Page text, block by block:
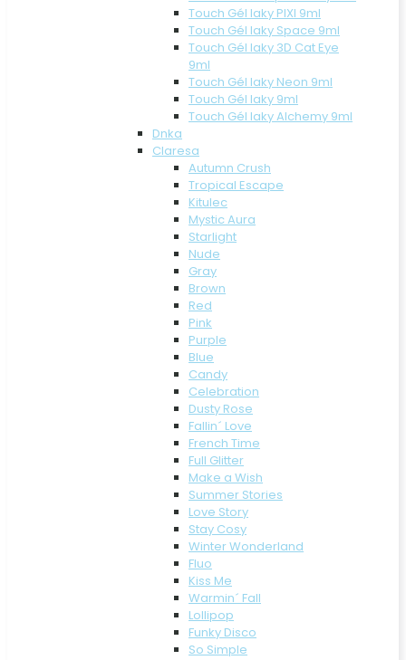
Touch Gél laky PIXI 9ml
Touch Gél laky Space 9ml
Touch Gél laky 3D Cat Eye
9ml
Touch Gél laky Neon 9ml
Touch Gél laky 9ml
Touch Gél laky Alchemy 9ml
Dnka
Claresa
Autumn Crush
Tropical Escape
Kitulec
Mystic Aura
Starlight
Nude
Gray
Brown
Red
Pink
Purple
Blue
Candy
Celebration
Dusty Rose
Fallin´ Love
French Time
Full Glitter
Make a Wish
Summer Stories
Love Story
Stay Cosy
Winter Wonderland
Fluo
Kiss Me
Warmin´ Fall
Lollipop
Funky Disco
So Simple